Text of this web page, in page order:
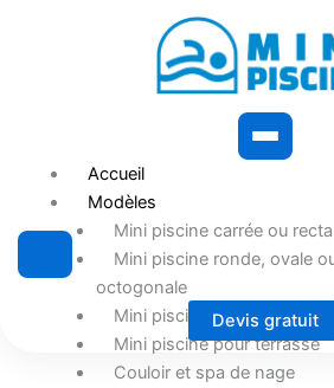
Accueil
Modèles
Mini piscine carrée ou
Mini piscine ronde, ovale
octogonale
Mini piscine pour maison
Mini piscine pour terrasse
Couloir et spa de nage
Devis gratuit